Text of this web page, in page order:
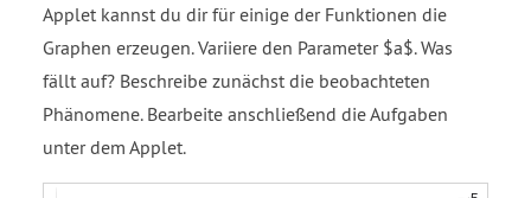
Applet kannst du dir für einige der Funktionen die
Graphen erzeugen. Variiere den Parameter $a$. Was
fällt auf? Beschreibe zunächst die beobachteten
Phänomene. Bearbeite anschließend die Aufgaben
unter dem Applet.
Seite*
Fehlerbeschreibung*